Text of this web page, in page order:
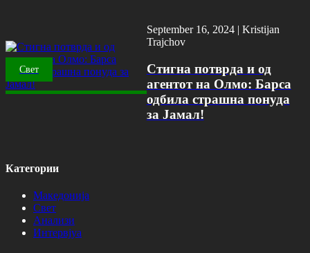
Свет
September 16, 2024 | Kristijan
Trajchov
Стигна потврда и од
агентот на Олмо: Барса
одбила страшна понуда
за Јамал!
Категории
Македонија
Свет
Анализи
Интервјуа